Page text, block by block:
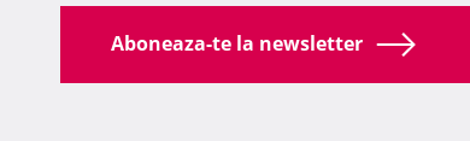
Aboneaza-te la newsletter